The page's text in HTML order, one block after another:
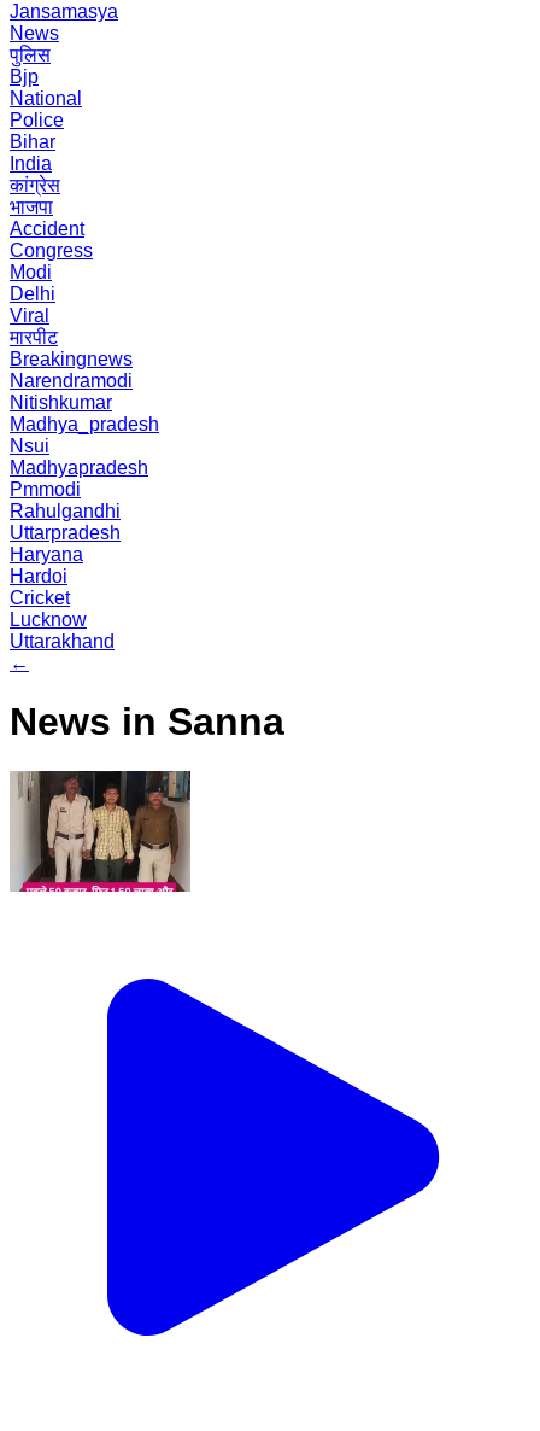
Jansamasya
News
पुलिस
Bjp
National
Police
Bihar
India
कांग्रेस
भाजपा
Accident
Congress
Modi
Delhi
Viral
मारपीट
Breakingnews
Narendramodi
Nitishkumar
Madhya_pradesh
Nsui
Madhyapradesh
Pmmodi
Rahulgandhi
Uttarpradesh
Haryana
Hardoi
Cricket
Lucknow
Uttarakhand
←
News in Sanna